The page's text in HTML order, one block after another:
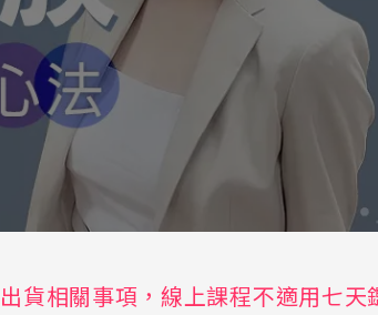
貨相關事項，線上課程不適用七